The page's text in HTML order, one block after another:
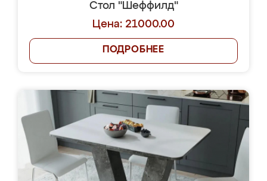
Стол "Шеффилд"
Цена: 21000.00
ПОДРОБНЕЕ